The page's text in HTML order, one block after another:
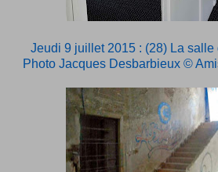
Jeudi 9 juillet 2015 : (28) La
Photo Jacques Desbarbieux ©